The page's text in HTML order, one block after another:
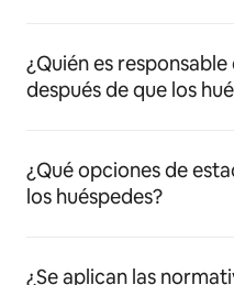
¿Quién es
después de que los
¿Qué opciones de
los huéspedes?
¿Se aplican las